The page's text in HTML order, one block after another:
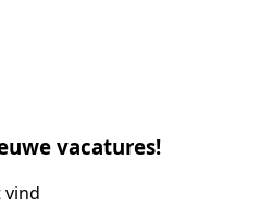
vacatures!
vind